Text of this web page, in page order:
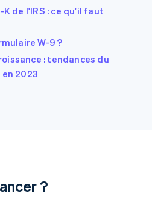
de l'IRS : ce qu'il faut
W-9 ?
: tendances du
2023
?